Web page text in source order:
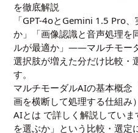
を徹底解説
「GPT-4oとGemini 1.5 Pro
か」「画像認識と音声処理を
ルが最適か」——マルチモー
選択肢が増えた分だけ比較・
す。
マルチモーダルAIの基本概念
画を横断して処理する仕組み
AIとは で詳しく解説してい
を選ぶか」という比較・選定